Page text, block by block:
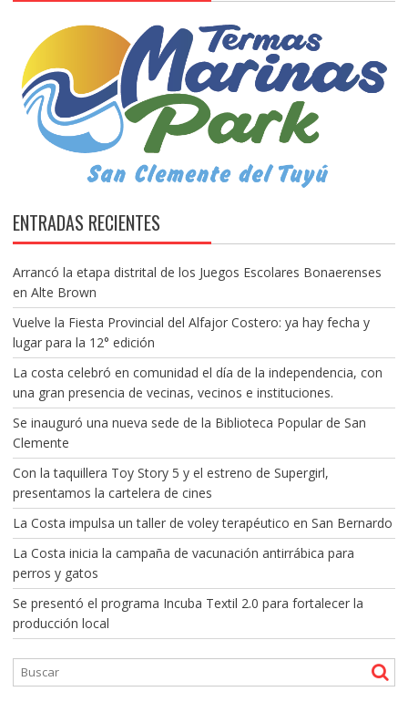
ENTRADAS RECIENTES
Arrancó la etapa distrital de los Juegos Escolares Bonaerenses
en Alte Brown
Vuelve la Fiesta Provincial del Alfajor Costero: ya hay fecha y
lugar para la 12° edición
La costa celebró en comunidad el día de la independencia, con
una gran presencia de vecinas, vecinos e instituciones.
Se inauguró una nueva sede de la Biblioteca Popular de San
Clemente
Con la taquillera Toy Story 5 y el estreno de Supergirl,
presentamos la cartelera de cines
La Costa impulsa un taller de voley terapéutico en San Bernardo
La Costa inicia la campaña de vacunación antirrábica para
perros y gatos
Se presentó el programa Incuba Textil 2.0 para fortalecer la
producción local